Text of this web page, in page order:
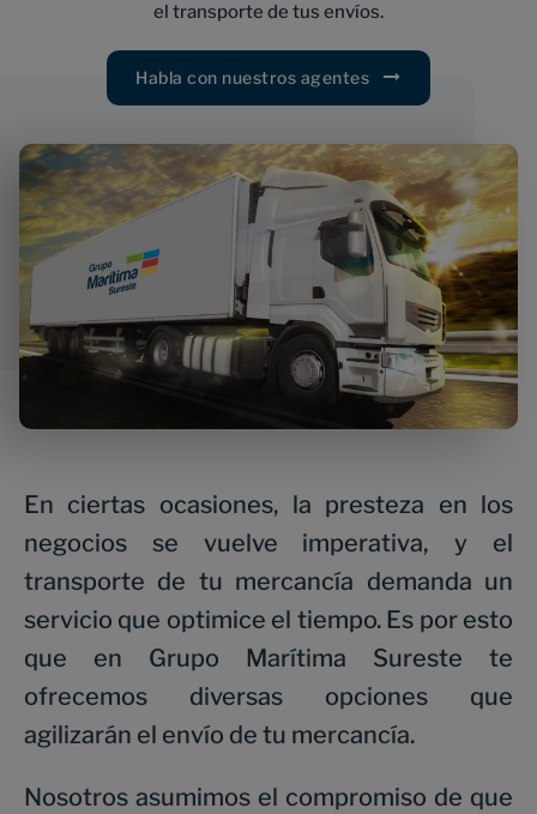
el transporte de tus envíos.
Habla con nuestros agentes
En ciertas ocasiones, la presteza en los
negocios se vuelve imperativa, y el
transporte de tu mercancía demanda un
servicio que optimice el tiempo. Es por esto
que en Grupo Marítima Sureste te
ofrecemos diversas opciones que
agilizarán el envío de tu mercancía.
Nosotros asumimos el compromiso de que